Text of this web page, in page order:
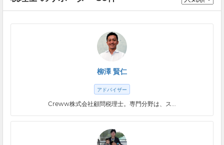
柳澤 賢仁
アドバイザー
Creww株式会社顧問税理士。専門分野は、ス...